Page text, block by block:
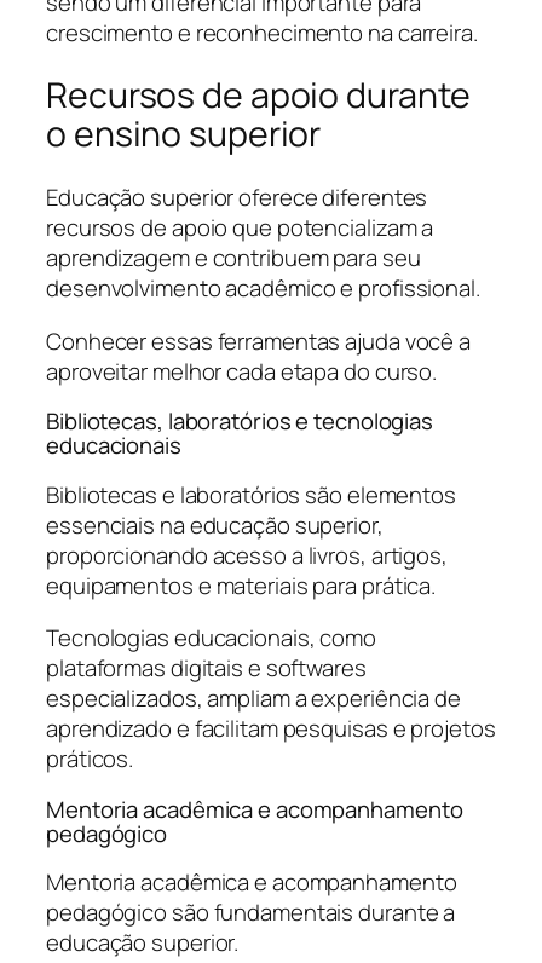
crescimento e reconhecimento na carreira.
Recursos de apoio durante
o ensino superior
Educação superior oferece diferentes
recursos de apoio que potencializam a
aprendizagem e contribuem para seu
desenvolvimento acadêmico e profissional.
Conhecer essas ferramentas ajuda você a
aproveitar melhor cada etapa do curso.
Bibliotecas, laboratórios e tecnologias
educacionais
Bibliotecas e laboratórios são elementos
essenciais na educação superior,
proporcionando acesso a livros, artigos,
equipamentos e materiais para prática.
Tecnologias educacionais, como
plataformas digitais e softwares
especializados, ampliam a experiência de
aprendizado e facilitam pesquisas e projetos
práticos.
Mentoria acadêmica e acompanhamento
pedagógico
Mentoria acadêmica e acompanhamento
pedagógico são fundamentais durante a
educação superior.